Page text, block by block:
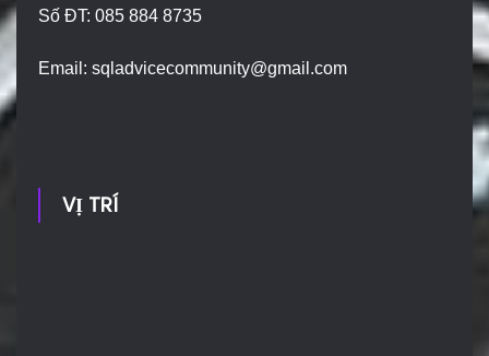
Số ĐT: 085 884 8735
Email:sqladvicecommunity@gmail.com
VỊ TRÍ